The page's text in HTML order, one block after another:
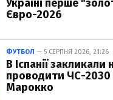
Україні перше
Євро-2026
ФУТБОЛ — 5 СЕРПНЯ 2026, 21:26
В Іспанії закликали
проводити ЧС-2030
Марокко